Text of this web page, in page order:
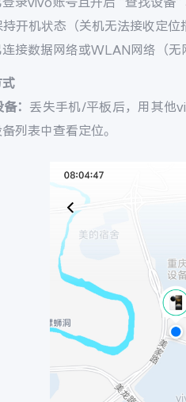
开机状态（关机无法接收定位
接数据网络或WLAN网络（无
： 丢失手机/平板后，用其他
列表中查看定位。